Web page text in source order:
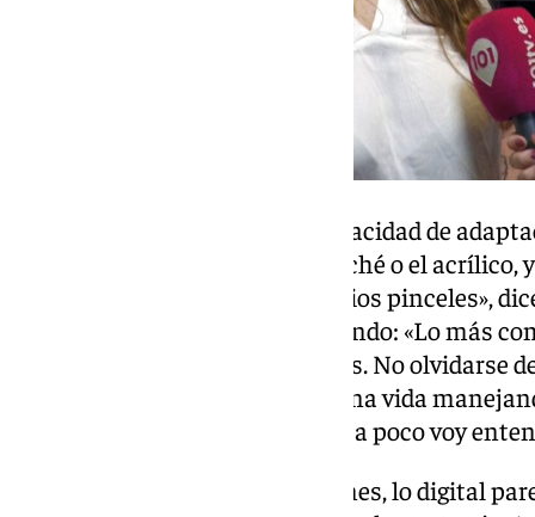
Sara admira su talento y su capacidad de
materiales, desde el óleo, el guaché o el
plumillas y hasta crea sus propios pinceles»,
sorprendido ante ese nuevo mundo: «Lo más
tablet es aprender los comandos. No olvidarse
quita lo otro. Después de toda una vida
papel, imagínate… Pero poquito a poco voy
En un mundo donde, en ocasiones, lo digital